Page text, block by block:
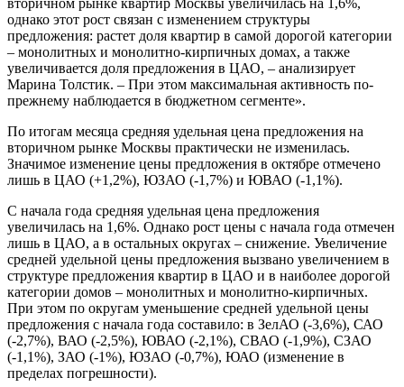
вторичном рынке квартир Москвы увеличилась на 1,6%,
однако этот рост связан с изменением структуры
предложения: растет доля квартир в самой дорогой категории
– монолитных и монолитно-кирпичных домах, а также
увеличивается доля предложения в ЦАО, – анализирует
Марина Толстик. – При этом максимальная активность по-
прежнему наблюдается в бюджетном сегменте».
По итогам месяца средняя удельная цена предложения на
вторичном рынке Москвы практически не изменилась.
Значимое изменение цены предложения в октябре отмечено
лишь в ЦАО (+1,2%), ЮЗАО (-1,7%) и ЮВАО (-1,1%).
С начала года средняя удельная цена предложения
увеличилась на 1,6%. Однако рост цены с начала года отмечен
лишь в ЦАО, а в остальных округах – снижение. Увеличение
средней удельной цены предложения вызвано увеличением в
структуре предложения квартир в ЦАО и в наиболее дорогой
категории домов – монолитных и монолитно-кирпичных.
При этом по округам уменьшение средней удельной цены
предложения с начала года составило: в ЗелАО (-3,6%), САО
(-2,7%), ВАО (-2,5%), ЮВАО (-2,1%), СВАО (-1,9%), СЗАО
(-1,1%), ЗАО (-1%), ЮЗАО (-0,7%), ЮАО (изменение в
пределах погрешности).